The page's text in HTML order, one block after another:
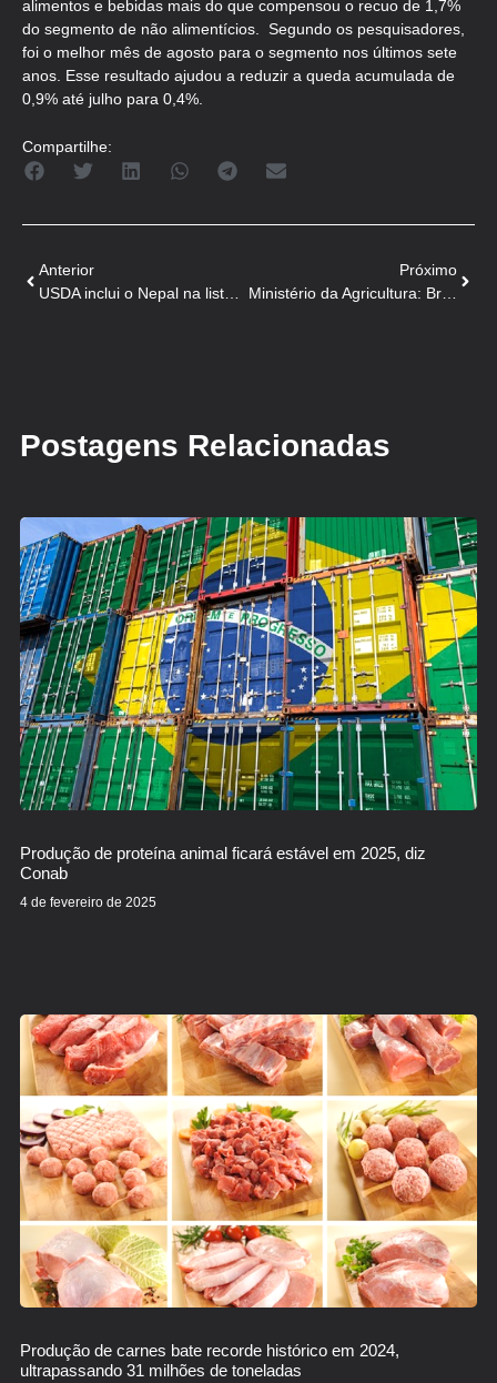
alimentos e bebidas mais do que compensou o recuo de 1,7%
do segmento de não alimentícios. Segundo os pesquisadores,
foi o melhor mês de agosto para o segmento nos últimos sete
anos. Esse resultado ajudou a reduzir a queda acumulada de
0,9% até julho para 0,4%.
Compartilhe:
Anterior
Próximo
Ministério da Agricultura: Brasil obtém acordo de sanidade conjunta com Cuba
Postagens Relacionadas
Produção de proteína animal ficará estável em 2025, diz
Conab
4 de fevereiro de 2025
Produção de carnes bate recorde histórico em 2024,
ultrapassando 31 milhões de toneladas